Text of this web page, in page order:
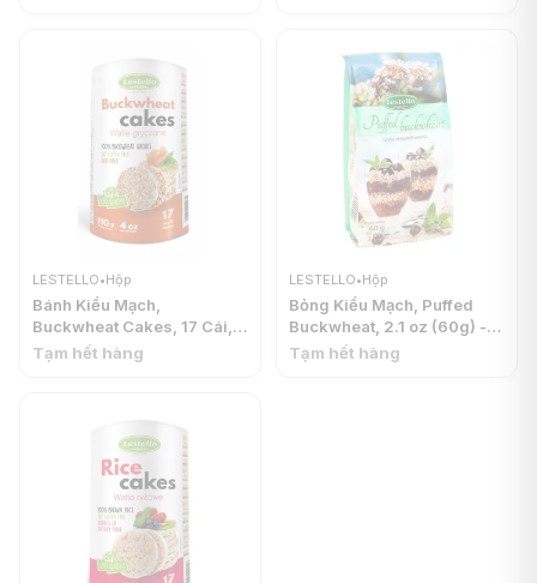
LESTELLO•Hộp
Bánh Kiều Mạch,
Buckwheat Cakes, 17 Cái, 4
oz (110g) - LESTELLO
Tạm hết hàng
LESTELLO•Hộp
Bỏng Kiều Mạch, Puffed
Buckwheat, 2.1 oz (60g) -
LESTELLO
Tạm hết hàng